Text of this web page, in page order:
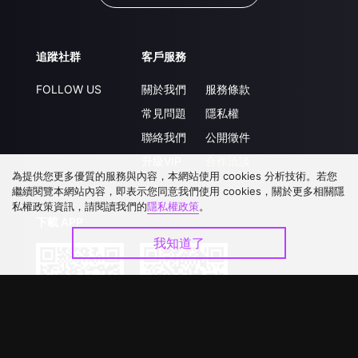
追蹤社群
FOLLOW US
客戶服務
關於我們
常見問題
聯絡我們
服務條款
隱私權
公開徵件
為提供您更多優質的服務與內容，本網站使用 cookies 分析技術。若您
繼續閱覽本網站內容，即表示您同意我們使用 cookies，關於更多相關隱
私權政策資訊，請閱讀我們的隱私權政策。
我知道了